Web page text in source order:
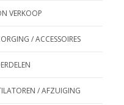
VERKOOP
/ ACCESSOIRES
/ AFZUIGING